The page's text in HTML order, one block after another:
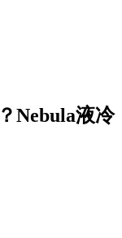
Nebula液冷